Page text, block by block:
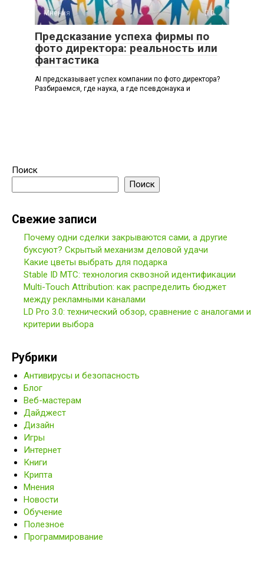
Мнения 0
Предсказание успеха фирмы по
фото директора: реальность или
фантастика
AI предсказывает успех компании по фото директора?
Разбираемся, где наука, а где псевдонаука и
Поиск
Поиск
Свежие записи
Почему одни сделки закрываются сами, а другие
буксуют? Скрытый механизм деловой удачи
Какие цветы выбрать для подарка
Stable ID МТС: технология сквозной идентификации
Multi-Touch Attribution: как распределить бюджет
между рекламными каналами
LD Pro 3.0: технический обзор, сравнение с аналогами и
критерии выбора
Рубрики
Антивирусы и безопасность
Блог
Веб-мастерам
Дайджест
Дизайн
Игры
Интернет
Книги
Крипта
Мнения
Новости
Обучение
Полезное
Программирование